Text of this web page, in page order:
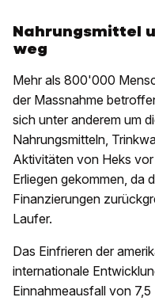
Nahrungsmittel
weg
Mehr als 800'000
der Massnahme
sich unter anderem um
Nahrungsmitteln,
Aktivitäten von Heks
Erliegen gekommen, da
Finanzierungen
Laufer.
Das Einfrieren der
internationale
Einnahmeausfall von